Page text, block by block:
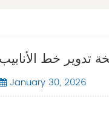
January 30, 2026